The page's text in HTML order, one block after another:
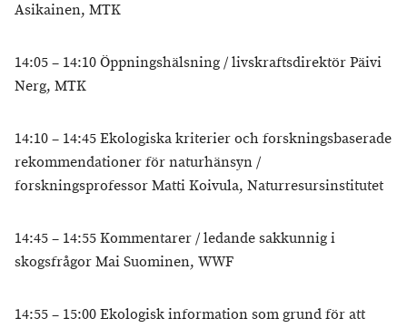
Asikainen, MTK
14:05 – 14:10 Öppningshälsning / livskraftsdirektör Päivi
Nerg, MTK
14:10 – 14:45 Ekologiska kriterier och forskningsbaserade
rekommendationer för naturhänsyn /
forskningsprofessor Matti Koivula, Naturresursinstitutet
14:45 – 14:55 Kommentarer / ledande sakkunnig i
skogsfrågor Mai Suominen, WWF
14:55 – 15:00 Ekologisk information som grund för att